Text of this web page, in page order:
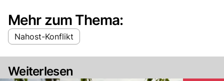
Mehr zum Thema:
Nahost-Konflikt
Weiterlesen